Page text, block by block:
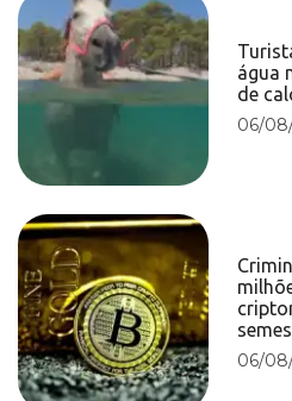
água
de
06/
06/